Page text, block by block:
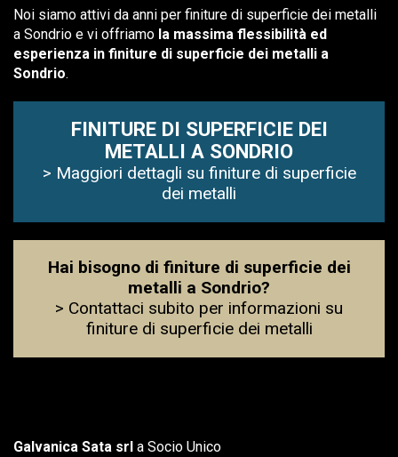
Noi siamo attivi da anni per finiture di superficie dei metalli
a Sondrio e vi offriamo la massima flessibilità ed
esperienza in finiture di superficie dei metalli a
Sondrio.
FINITURE DI SUPERFICIE DEI
METALLI A SONDRIO
> Maggiori dettagli su finiture di superficie
dei metalli
Hai bisogno di finiture di superficie dei
metalli a Sondrio?
> Contattaci subito per informazioni su
finiture di superficie dei metalli
Galvanica Sata srl a Socio Unico